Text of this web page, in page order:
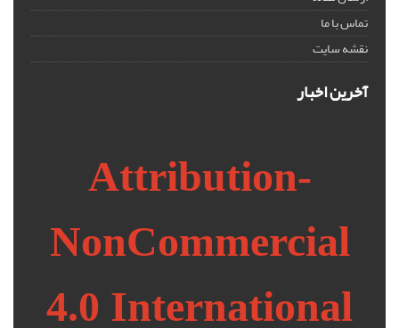
تماس با ما
نقشه سایت
آخرین اخبار
Attribution-
NonCommercial
4.0 International